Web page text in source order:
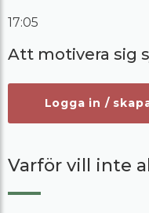
17:05
Att motivera sig
Logga in /
Varför vill inte